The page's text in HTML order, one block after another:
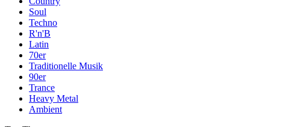
Soul
Techno
R'n'B
Latin
70er
Traditionelle Musik
90er
Trance
Heavy Metal
Ambient